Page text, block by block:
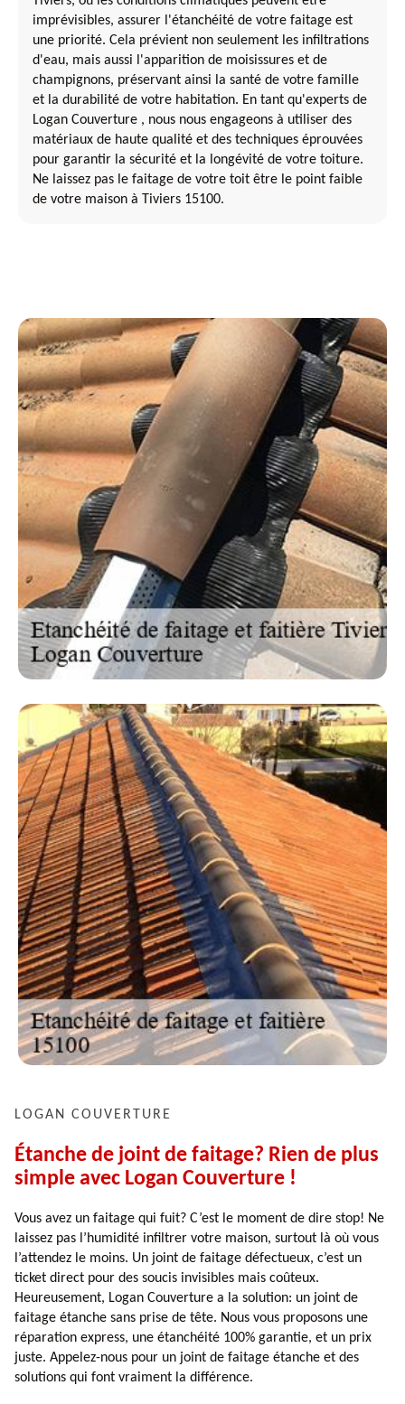
imprévisibles, assurer l'étanchéité de votre faitage est
une priorité. Cela prévient non seulement les infiltrations
d'eau, mais aussi l'apparition de moisissures et de
champignons, préservant ainsi la santé de votre famille
et la durabilité de votre habitation. En tant qu'experts de
Logan Couverture , nous nous engageons à utiliser des
matériaux de haute qualité et des techniques éprouvées
pour garantir la sécurité et la longévité de votre toiture.
Ne laissez pas le faitage de votre toit être le point faible
de votre maison à Tiviers 15100.
LOGAN COUVERTURE
Étanche de joint de faitage? Rien de plus
simple avec Logan Couverture !
Vous avez un faitage qui fuit? C’est le moment de dire stop! Ne
laissez pas l’humidité infiltrer votre maison, surtout là où vous
l’attendez le moins. Un joint de faitage défectueux, c’est un
ticket direct pour des soucis invisibles mais coûteux.
Heureusement, Logan Couverture a la solution: un joint de
faitage étanche sans prise de tête. Nous vous proposons une
réparation express, une étanchéité 100% garantie, et un prix
juste. Appelez-nous pour un joint de faitage étanche et des
solutions qui font vraiment la différence.